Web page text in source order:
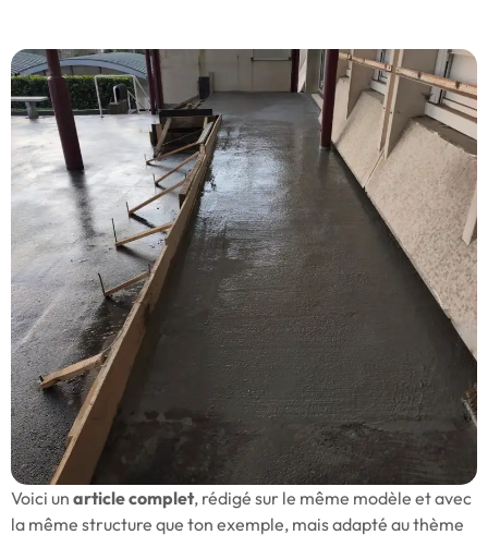
Voici un article complet, rédigé sur le même modèle et avec
la même structure que ton exemple, mais adapté au thème